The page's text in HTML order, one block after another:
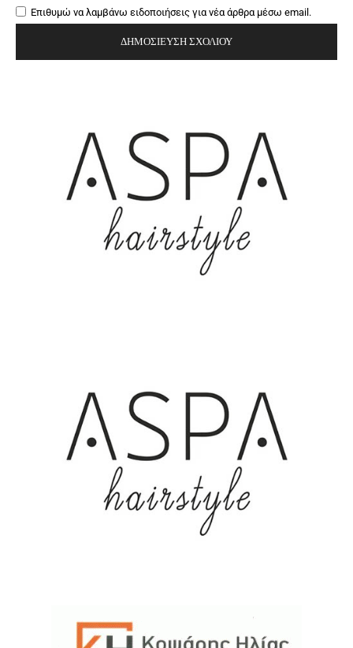
Επιθυμώ να λαμβάνω ειδοποιήσεις για νέα άρθρα μέσω email.